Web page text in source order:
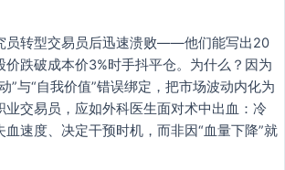
员转型交易员后迅速溃败——他们能写出20
价跌破成本价3%时手抖平仓。为什么？因为
”与“自我价值”错误绑定，把市场波动内化为
业交易员，应如外科医生面对术中出血：冷
速度、决定干预时机，而非因“血量下降”就